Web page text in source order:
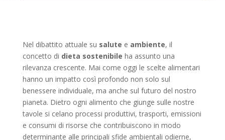
Nel dibattito attuale su salute e ambiente, il
concetto di dieta sostenibile ha assunto una
rilevanza crescente. Mai come oggi le scelte alimentari
hanno un impatto così profondo non solo sul
benessere individuale, ma anche sul futuro del nostro
pianeta. Dietro ogni alimento che giunge sulle nostre
tavole si celano processi produttivi, trasporti, emissioni
e consumi di risorse che contribuiscono in modo
determinante alle principali sfide ambientali odierne,